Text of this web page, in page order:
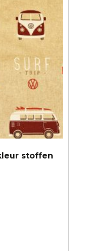
stoffen